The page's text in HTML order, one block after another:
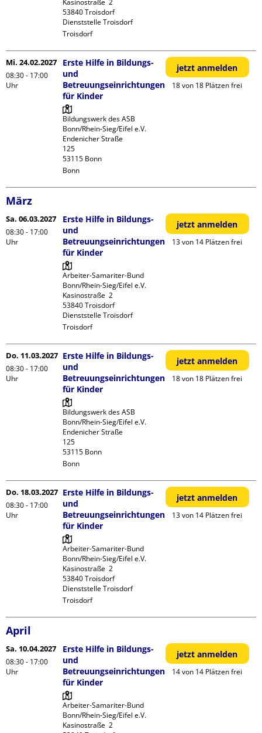
Kasinostraße  2
53840 Troisdorf
Dienststelle Troisdorf
Troisdorf
Mi. 24.02.2027
08:30 - 17:00
Uhr
Erste Hilfe in Bildungs-
und
Betreuungseinrichtungen
für Kinder
Bildungswerk des ASB
Bonn/Rhein-Sieg/Eifel e.V.
Endenicher Straße
125
Bonn
jetzt anmelden
18 von 18 Plätzen frei
März
Sa. 06.03.2027
08:30 - 17:00
Uhr
Erste Hilfe in Bildungs-
und
Betreuungseinrichtungen
für Kinder
Arbeiter-Samariter-Bund
Bonn/Rhein-Sieg/Eifel e.V.
Kasinostraße  2
53840 Troisdorf
Dienststelle Troisdorf
Troisdorf
jetzt anmelden
13 von 14 Plätzen frei
Do. 11.03.2027
08:30 - 17:00
Uhr
Erste Hilfe in Bildungs-
und
Betreuungseinrichtungen
für Kinder
Bildungswerk des ASB
Bonn/Rhein-Sieg/Eifel e.V.
Endenicher Straße
125
Bonn
jetzt anmelden
18 von 18 Plätzen frei
Do. 18.03.2027
08:30 - 17:00
Uhr
Erste Hilfe in Bildungs-
und
Betreuungseinrichtungen
für Kinder
Arbeiter-Samariter-Bund
Bonn/Rhein-Sieg/Eifel e.V.
Kasinostraße  2
53840 Troisdorf
Dienststelle Troisdorf
Troisdorf
jetzt anmelden
13 von 14 Plätzen frei
April
Sa. 10.04.2027
08:30 - 17:00
Uhr
Erste Hilfe in Bildungs-
und
Betreuungseinrichtungen
für Kinder
Arbeiter-Samariter-Bund
Bonn/Rhein-Sieg/Eifel e.V.
Kasinostraße  2
jetzt anmelden
14 von 14 Plätzen frei